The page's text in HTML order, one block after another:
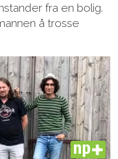
fra en bolig.
å trosse
PLUS